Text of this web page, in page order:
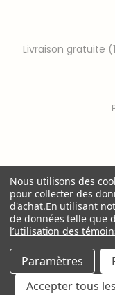
Livraison gratuite
Laura Secord is
Nous utilisons des
pour collecter des
d'achat.En utilisant
de données telle que
l’utilisation des
Paramètres
Accepter tous